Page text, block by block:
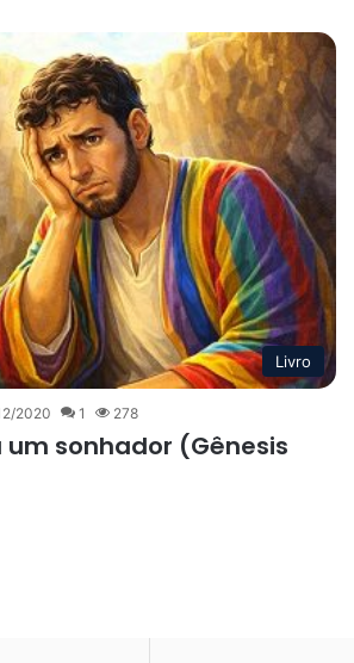
Livro
2020 1 278
um sonhador (Gênesis